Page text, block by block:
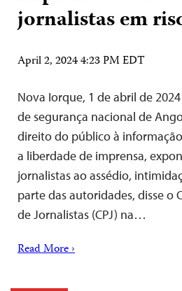
jornalistas em
April 2, 2024 4:23 PM EDT
Nova Iorque, 1 de abril de
de segurança nacional de
direito do público à
a liberdade de imprensa,
jornalistas ao assédio,
parte das autoridades, disse o
de Jornalistas (CPJ) na…
Read More ›